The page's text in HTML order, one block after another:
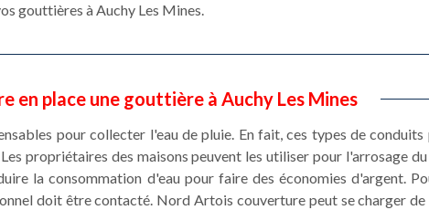
gouttières à Auchy Les Mines.
en place une gouttière à Auchy Les Mines
pour collecter l'eau de pluie. En fait, ces types de
propriétaires des maisons peuvent les utiliser pour l'arrosage
la consommation d'eau pour faire des économies d'argent.
doit être contacté. Nord Artois couverture peut se charger de